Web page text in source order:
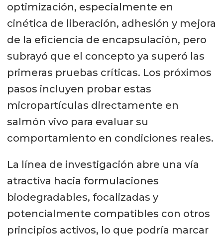
optimización, especialmente en
cinética de liberación, adhesión y mejora
de la eficiencia de encapsulación, pero
subrayó que el concepto ya superó las
primeras pruebas críticas. Los próximos
pasos incluyen probar estas
micropartículas directamente en
salmón vivo para evaluar su
comportamiento en condiciones reales.
La línea de investigación abre una vía
atractiva hacia formulaciones
biodegradables, focalizadas y
potencialmente compatibles con otros
principios activos, lo que podría marcar